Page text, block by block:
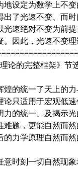
地设定为数学上不
出了光速不变、而
光速绝对不变为前
因此，光速不变理
论的完整框架》节
煌的统一了天上的
论只适用于宏观低
力的统一、及揭示
难题，更能自然而
力学原理自然而然
意时刻一切自然现